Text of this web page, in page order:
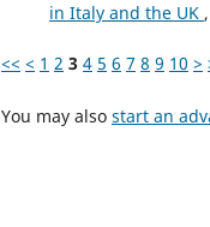
in Italy and the UK ,
<< < 1 2 3 4 5 6 7 8 9 10 >
You may also start an